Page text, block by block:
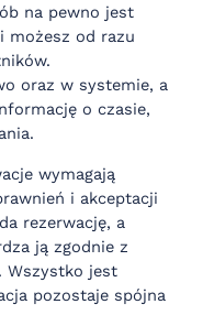
na pewno jest
możesz od razu
oraz w systemie, a
o czasie,
wymagają
i akceptacji
rezerwację, a
ją zgodnie z
Wszystko jest
pozostaje spójna